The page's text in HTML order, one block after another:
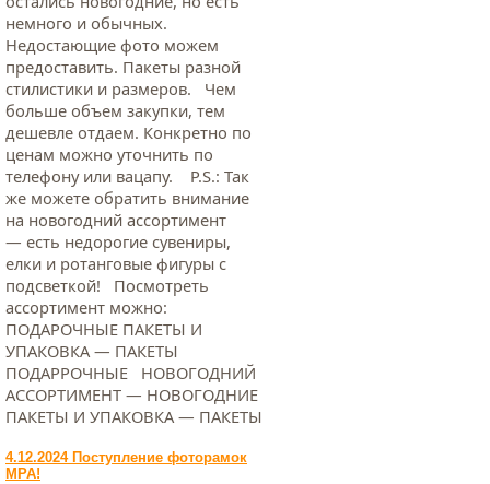
немного и обычных.
Недостающие фото можем
предоставить. Пакеты разной
стилистики и размеров. Чем
больше объем закупки, тем
дешевле отдаем. Конкретно по
ценам можно уточнить по
телефону или вацапу. Р.S.: Так
же можете обратить внимание
на новогодний ассортимент
— есть недорогие сувениры,
елки и ротанговые фигуры с
подсветкой! Посмотреть
ассортимент можно:
ПОДАРОЧНЫЕ ПАКЕТЫ И
УПАКОВКА — ПАКЕТЫ
ПОДАРРОЧНЫЕ НОВОГОДНИЙ
АССОРТИМЕНТ — НОВОГОДНИЕ
ПАКЕТЫ И УПАКОВКА — ПАКЕТЫ
4.12.2024 Поступление фоторамок
МРА!